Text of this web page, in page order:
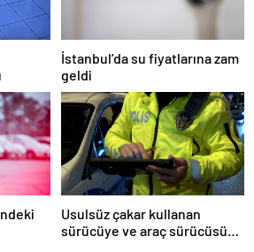
İstanbul’da su fiyatlarına zam
geldi
Usulsüz çakar kullanan
sürücüye ve araç sürücüsüne